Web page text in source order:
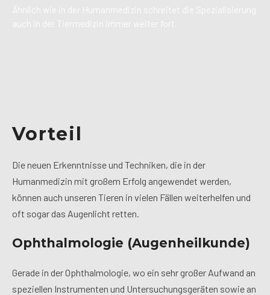
Ähnlich wie in der Humanmedizin schreitet die Spezialisierung
auch in der Tiermedizin immer weiter fort.
Vorteil
Die neuen Erkenntnisse und Techniken, die in der
Humanmedizin mit großem Erfolg angewendet werden,
können auch unseren Tieren in vielen Fällen weiterhelfen und
oft sogar das Augenlicht retten.
Ophthalmologie (Augenheilkunde)
Gerade in der Ophthalmologie, wo ein sehr großer Aufwand an
speziellen Instrumenten und Untersuchungsgeräten sowie an